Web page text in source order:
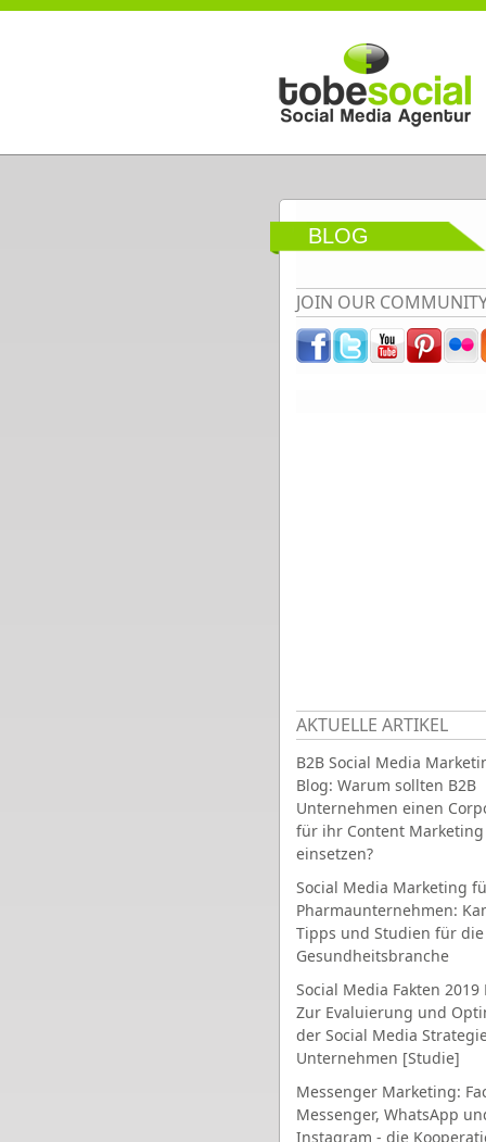
Direkt zum Inhalt
BLOG
JOIN OUR
AKTUELLE ARTIKEL
B2B Social Media
Blog: Warum sollten B2B
Unternehmen einen
für ihr Content Marketing
einsetzen?
Social Media Marketing
Pharmaunternehmen:
Tipps und Studien für die
Gesundheitsbranche
Social Media Fakten 2019
Zur Evaluierung und
der Social Media
Unternehmen [Studie]
Messenger Marketing:
Messenger, WhatsApp
Instagram - die